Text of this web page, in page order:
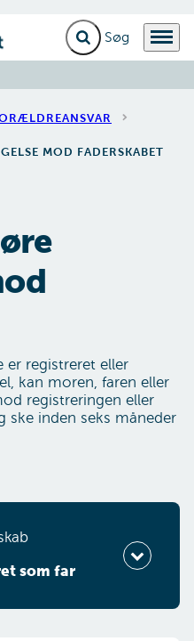
Fold søgefelt ud
Menu
MOD FADERSKABET
er registreret eller
kan moren, faren eller
registreringen eller
ske inden seks måneder
som far